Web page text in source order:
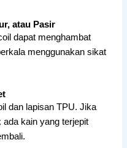
atau Pasir
dapat menghambat
menggunakan sikat
dan lapisan TPU. Jika
kain yang terjepit